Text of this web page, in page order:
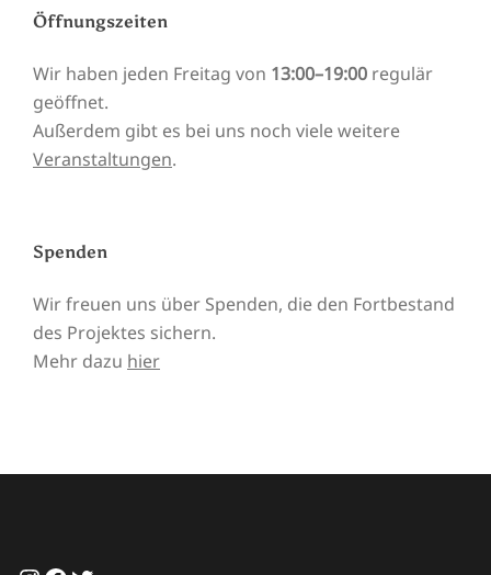
Öffnungszeiten
Wir haben jeden Freitag von 13:00–19:00 regulär
geöffnet.
Außerdem gibt es bei uns noch viele weitere
Veranstaltungen.
Spenden
Wir freuen uns über Spenden, die den Fortbestand
des Projektes sichern.
Mehr dazu hier